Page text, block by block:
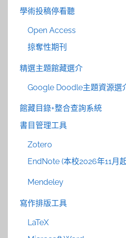
學術投稿停看聽
Open Access
掠奪性期刊
精選主題館藏選介
Google Doodle主題資源選
館藏目錄+整合查詢系統
書目管理工具
Zotero
EndNote (本校2026年11月
Mendeley
寫作排版工具
LaTeX